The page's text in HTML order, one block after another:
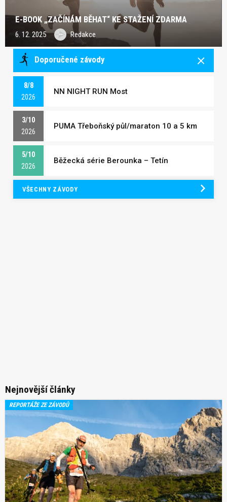
E-BOOK „ZAČÍNÁM BĚHAT“ KE STAŽENÍ ZDARMA
6. 12. 2025 Redakce
Doporučené závody
8/8
2026
NN NIGHT RUN Most
3/10
2026
PUMA Třeboňský půl/maraton 10 a 5 km
5/10
2026
Běžecká série Berounka – Tetín
VŠECHNY ZÁVODY
Nejnovější články
REPORTÁŽE ZE ZÁVODŮ